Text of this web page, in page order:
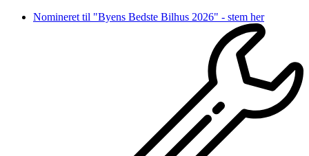
VidereNomineret til "Byens Bedste Bilhus 2026" - stem her